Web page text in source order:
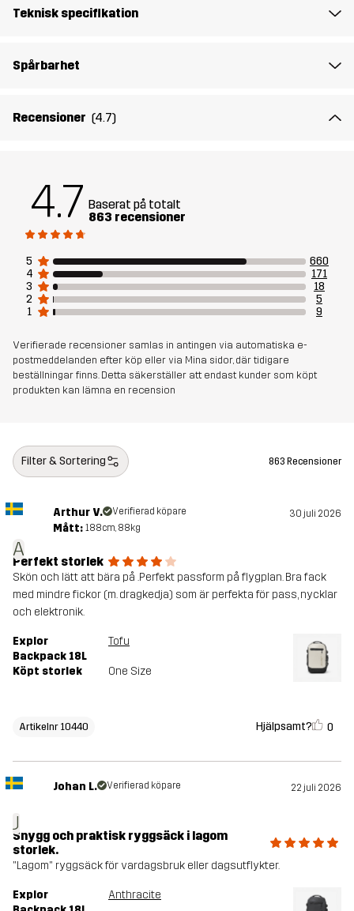
ALL-ROUND
Teknisk specifikation
Spårbarhet
Recensioner (4.7)
4.7 Baserat på totalt
863 recensioner
5
660
4
171
3
18
2
5
1
9
Verifierade recensioner samlas in antingen via automatiska e-
postmeddelanden efter köp eller via Mina sidor, där tidigare
beställningar finns. Detta säkerställer att endast kunder som köpt
produkten kan lämna en recension
Filter & Sortering 863 Recensioner
A
Arthur V. Verifierad köpare 30 juli 2026
Mått: 188cm, 88kg
Perfekt storlek
Skön och lätt att bära på .Perfekt passform på flygplan. Bra fack
med mindre fickor (m. dragkedja) som är perfekta för pass, nycklar
och elektronik.
Explor
Backpack 18L
Tofu
Köpt storlek One Size
Artikelnr 10440 Hjälpsamt? 0
J
Johan L. Verifierad köpare 22 juli 2026
Snygg och praktisk ryggsäck i lagom
storlek.
"Lagom" ryggsäck för vardagsbruk eller dagsutflykter.
Explor
Anthracite